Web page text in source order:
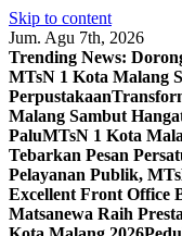
Skip to content
Jum. Agu 7th, 2026
Trending News:
MTsN 1 Kota Malang
Perpustakaan
Malang Sambut
PaluMTsN 1 Kota
Tebarkan Pesan
Pelayanan Publik,
Excellent Front Office
Matsanewa Raih